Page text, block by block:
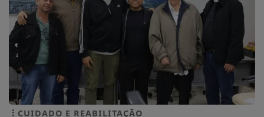
CUIDADO E REABILITAÇÃO